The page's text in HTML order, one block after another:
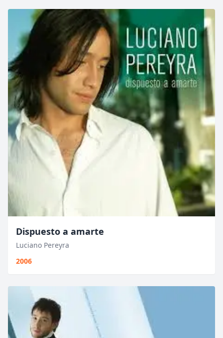
Dispuesto a amarte
Luciano Pereyra
2006